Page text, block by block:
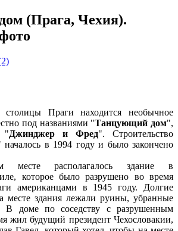
(Прага, Чехия).
Праги находится необычное
под названиями "Танцующий дом",
"Джинджер и Фред". Строительство
в 1994 году и было закончено
располагалось здание в
которое было разрушено во время
американцами в 1945 году. Долгие
месте здания лежали руины, убранные
доме по соседству с разрушенным
жил будущий президент Чехословакии,